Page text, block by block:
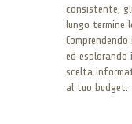
consistente,
lungo termine
ed esplorando
scelta
al tuo budget.